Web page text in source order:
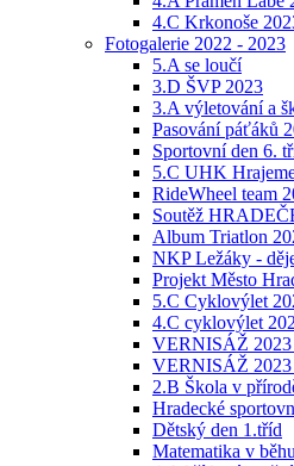
4.C Krkonoše
Fotogalerie 2022 - 2023
5.A se loučí
3.D ŠVP 2023
3.A výletování a
Pasování páťáků
Sportovní den 6.
5.C UHK
RideWheel team
Soutěž
Album Triatlon
NKP Ležáky -
Projekt Město
5.C Cyklovýlet
4.C cyklovýlet
VERNISÁŽ 2023
VERNISÁŽ 2023
2.B Škola v
Hradecké
Dětský den 1.tříd
Matematika v